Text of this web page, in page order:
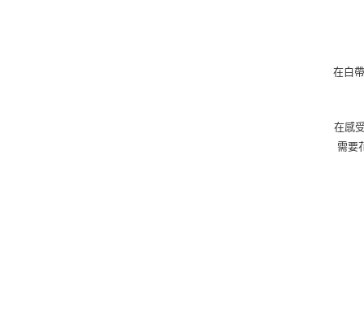
在白
在感
需要